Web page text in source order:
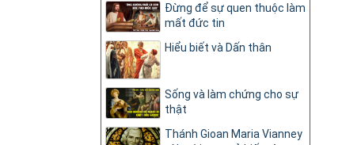
Đừng để sự quen thuộc làm
mất đức tin
Hiểu biết và Dấn thân
Sống và làm chứng cho sự
thật
Thánh Gioan Maria Vianney